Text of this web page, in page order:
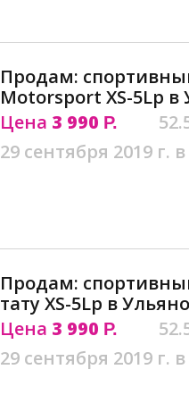
Продам:
Motorsport XS-5Lр в
Цена 3 990 Р.
29 сентября 2019 г.
Продам:
тату XS-5Lр в
Цена 3 990 Р.
29 сентября 2019 г.